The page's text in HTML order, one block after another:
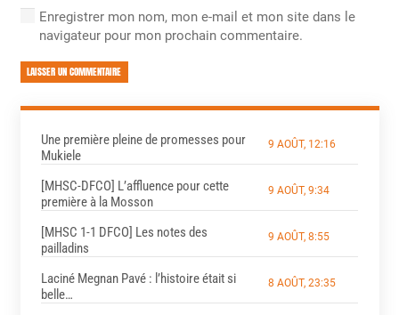
Enregistrer mon nom, mon e-mail et mon site dans le
navigateur pour mon prochain commentaire.
LAISSER UN COMMENTAIRE
Une première pleine de promesses pour
Mukiele
9 AOÛT, 12:16
[MHSC-DFCO] L’affluence pour cette
première à la Mosson
9 AOÛT, 9:34
[MHSC 1-1 DFCO] Les notes des
pailladins
9 AOÛT, 8:55
Laciné Megnan Pavé : l’histoire était si
belle…
8 AOÛT, 23:35